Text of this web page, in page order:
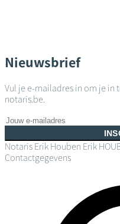
Nieuwsbrief
Vul je e-mailadres in om je in
notaris.be.
Notaris Erik Houben Erik
Contactgegevens